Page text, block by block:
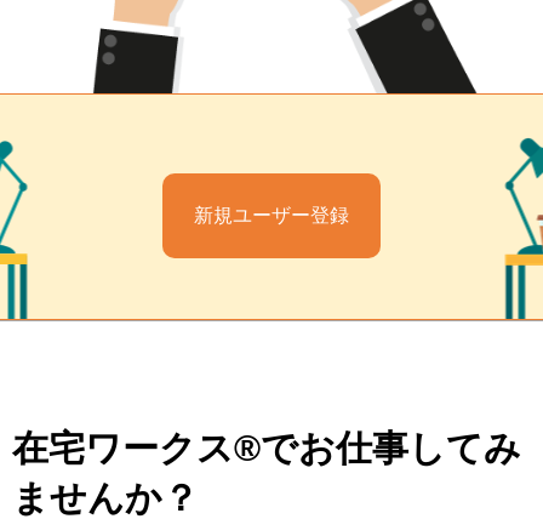
新規ユーザー登録
在宅ワークス®でお仕事してみ
ませんか？